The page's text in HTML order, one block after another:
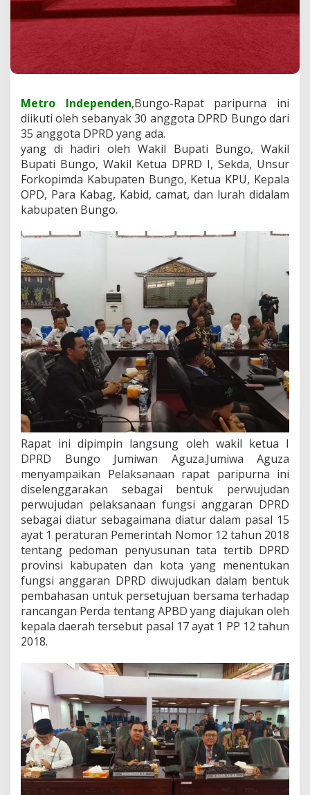
a
h
M
e
n
g
g
e
l
a
a
i
p
u
r
m
a
p
e
n
y
m
a
i
a
n
n
o
t
a
p
e
n
g
a
a
r
u
p
a
t
i
B
u
Metro Independen,Bungo-Rapat paripurna ini
diikuti oleh sebanyak 30 anggota DPRD Bungo dari
35 anggota DPRD yang ada.
yang di hadiri oleh Wakil Bupati Bungo, Wakil
Bupati Bungo, Wakil Ketua DPRD I, Sekda, Unsur
Forkopimda Kabupaten Bungo, Ketua KPU, Kepala
OPD, Para Kabag, Kabid, camat, dan lurah didalam
kabupaten Bungo.
Rapat ini dipimpin langsung oleh wakil ketua I
DPRD Bungo Jumiwan Aguza.Jumiwa Aguza
menyampaikan Pelaksanaan rapat paripurna ini
diselenggarakan sebagai bentuk perwujudan
perwujudan pelaksanaan fungsi anggaran DPRD
sebagai diatur sebagaimana diatur dalam pasal 15
ayat 1 peraturan Pemerintah Nomor 12 tahun 2018
tentang pedoman penyusunan tata tertib DPRD
provinsi kabupaten dan kota yang menentukan
fungsi anggaran DPRD diwujudkan dalam bentuk
pembahasan untuk persetujuan bersama terhadap
rancangan Perda tentang APBD yang diajukan oleh
kepala daerah tersebut pasal 17 ayat 1 PP 12 tahun
2018.